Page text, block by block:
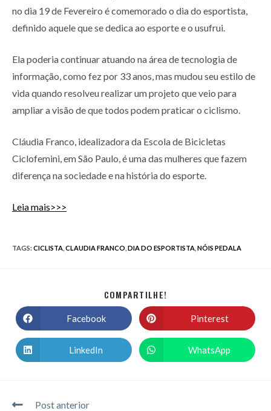
no dia 19 de Fevereiro é comemorado o dia do esportista,
definido aquele que se dedica ao esporte e o usufrui.
Ela poderia continuar atuando na área de tecnologia de
informação, como fez por 33 anos, mas mudou seu estilo de
vida quando resolveu realizar um projeto que veio para
ampliar a visão de que todos podem praticar o ciclismo.
Cláudia Franco, idealizadora da Escola de Bicicletas
Ciclofemini, em São Paulo, é uma das mulheres que fazem
diferença na sociedade e na história do esporte.
Leia mais>>>
TAGS:CICLISTA CLAUDIA FRANCO DIA DO ESPORTISTA NÓIS PEDALA
COMPARTILHE!
Facebook Pinterest
LinkedIn WhatsApp
Post anterior